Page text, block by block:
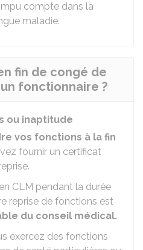
compte dans la
maladie.
fin de congé de
fonctionnaire ?
ou inaptitude
vos fonctions à la fin
fournir un certificat
CLM pendant la durée
reprise de fonctions est
du conseil médical.
exercez des fonctions